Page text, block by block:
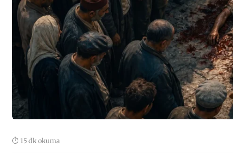
⏱ 15 dk okuma